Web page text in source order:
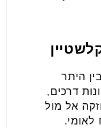
היתר
דרכים,
אל מול
לאומי.